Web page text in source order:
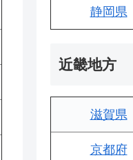
静岡県
近畿地方
滋賀県
京都府